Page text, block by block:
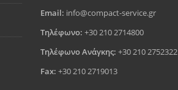
Email: info@compact-service.gr
Τηλέφωνο: +30 210 2714800
Τηλέφωνο Ανάγκης: +30 210 2752322
Fax: +30 210 2719013